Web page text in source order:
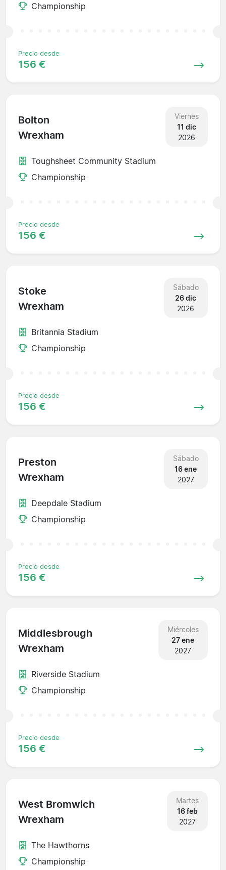
Championship
Precio desde
156 €
Bolton
Wrexham
Viernes
11 dic
2026
Toughsheet Community Stadium
Championship
Precio desde
156 €
Stoke
Wrexham
Sábado
26 dic
2026
Britannia Stadium
Championship
Precio desde
156 €
Preston
Wrexham
Sábado
16 ene
2027
Deepdale Stadium
Championship
Precio desde
156 €
Middlesbrough
Wrexham
Miércoles
27 ene
2027
Riverside Stadium
Championship
Precio desde
156 €
West Bromwich
Wrexham
Martes
16 feb
2027
The Hawthorns
Championship